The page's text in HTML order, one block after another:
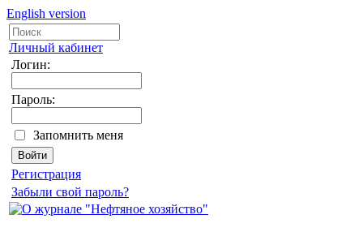
English version
Личный кабинет
Логин:
Пароль:
Запомнить меня
Регистрация
Забыли свой пароль?